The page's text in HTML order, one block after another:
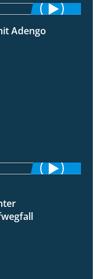
1:26
Adengo